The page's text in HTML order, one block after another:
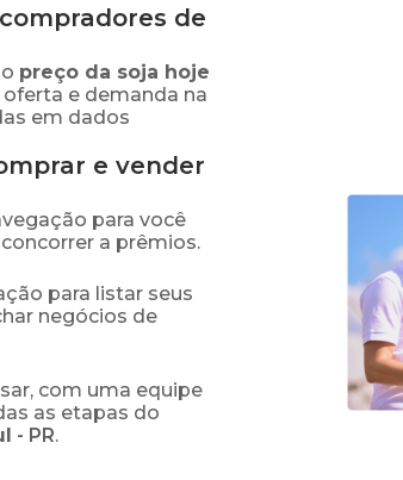
de
preço da soja hoje
e demanda na
em dados
e vender
para você
a prêmios.
para listar seus
negócios de
com uma equipe
as etapas do
- PR.